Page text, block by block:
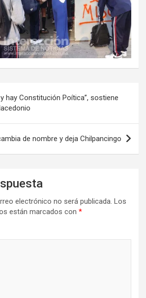
hay Constitución Poítica”, sostiene
de nombre y deja Chilpancingo
electrónico no será publicada. Los
están marcados con *